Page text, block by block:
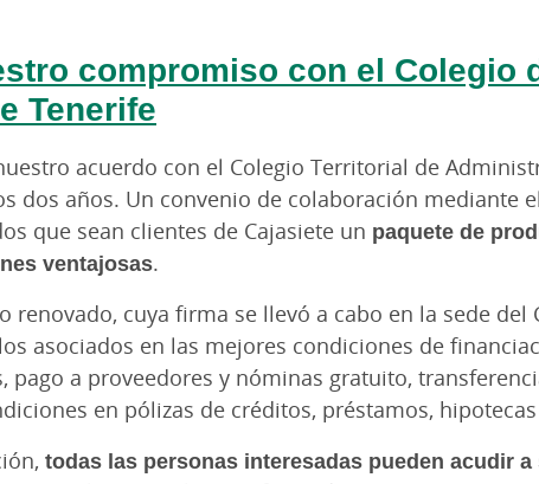
compromiso con el Colegio
Tenerife
acuerdo con el Colegio Territorial de
dos años. Un convenio de colaboración mediante
que sean clientes de Cajasiete un paquete de
ventajosas.
renovado, cuya firma se llevó a cabo en la sede
asociados en las mejores condiciones de
pago a proveedores y nóminas gratuito,
en pólizas de créditos, préstamos,
todas las personas interesadas pueden acudir